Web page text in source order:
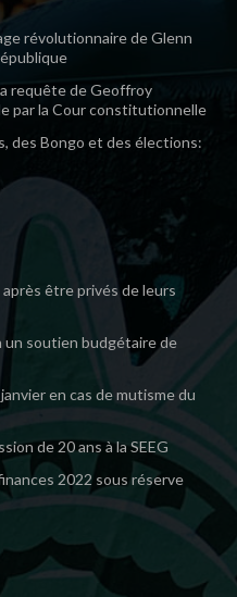
révolutionnaire de Glenn
requête de Geoffroy
par la Cour constitutionnelle
des Bongo et des élections:
être privés de leurs
un soutien budgétaire de
en cas de mutisme du
de 20 ans à la SEEG
2022 sous réserve